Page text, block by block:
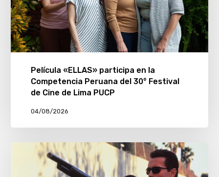
Película «ELLAS» participa en la
Competencia Peruana del 30° Festival
de Cine de Lima PUCP
04/08/2026